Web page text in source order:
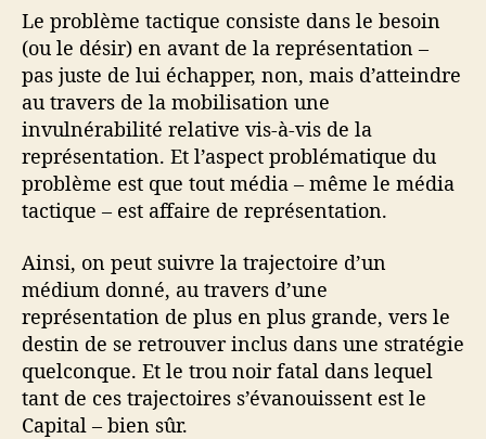
Le problème tactique consiste dans le besoin
(ou le désir) en avant de la représentation –
pas juste de lui échapper, non, mais d’atteindre
au travers de la mobilisation une
invulnérabilité relative vis-à-vis de la
représentation. Et l’aspect problématique du
problème est que tout média – même le média
tactique – est affaire de représentation.
Ainsi, on peut suivre la trajectoire d’un
médium donné, au travers d’une
représentation de plus en plus grande, vers le
destin de se retrouver inclus dans une stratégie
quelconque. Et le trou noir fatal dans lequel
tant de ces trajectoires s’évanouissent est le
Capital – bien sûr.